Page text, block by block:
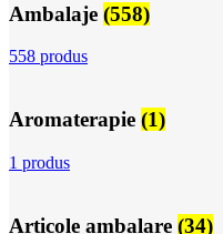
Ambalaje (558)
558 produs
Aromaterapie (1)
1 produs
Articole ambalare (34)